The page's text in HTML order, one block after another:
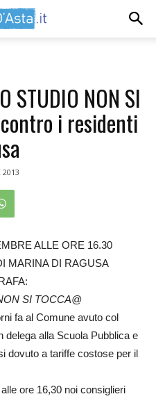
STUDIO NON SI
i residenti
2013
ALLE ORE 16.30
MARINA DI RAGUSA
SI TOCCA@
fa al Comune avuto col
delega alla Scuola Pubblica e
dovuto a tariffe costose per il
ore 16,30 noi consiglieri